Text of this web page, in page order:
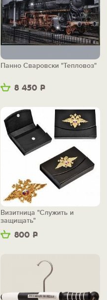
8 450 Р
Панно Сваровски "Тепловоз"
800 Р
Визитница "Служить и
защищать"